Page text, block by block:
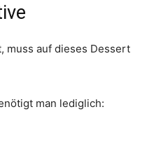
muss auf dieses Dessert
man lediglich: